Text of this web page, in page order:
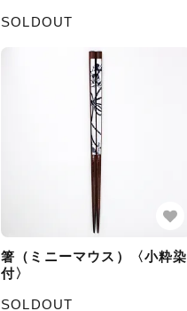
SOLDOUT
箸（ミニーマウス）〈小粋染
付〉
SOLDOUT